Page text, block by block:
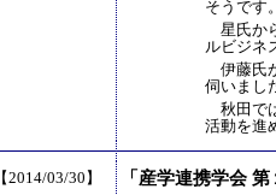
そうです。
星氏か
ルビジネ
伊藤氏
伺いまし
秋田で
活動を進
【2014/03/30】 「産学連携学会